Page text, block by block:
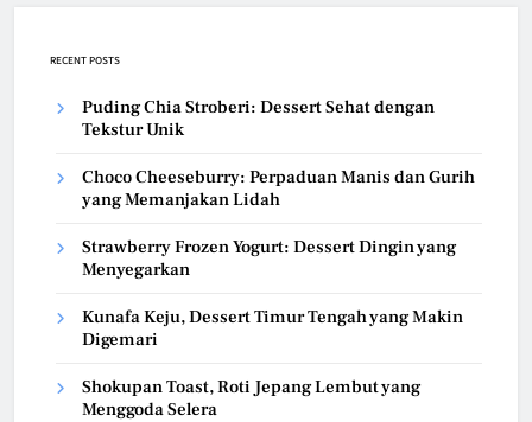
RECENT POSTS
Puding Chia Stroberi: Dessert Sehat dengan
Tekstur Unik
Choco Cheeseburry: Perpaduan Manis dan Gurih
yang Memanjakan Lidah
Strawberry Frozen Yogurt: Dessert Dingin yang
Menyegarkan
Kunafa Keju, Dessert Timur Tengah yang Makin
Digemari
Shokupan Toast, Roti Jepang Lembut yang
Menggoda Selera